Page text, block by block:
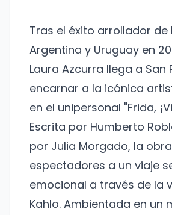
Tras el éxito arrollador de
Argentina y Uruguay en
Laura Azcurra llega a San
encarnar a la icónica
en el unipersonal "Frida,
Escrita por Humberto
por Julia Morgado, la
espectadores a un viaje
emocional a través de la
Kahlo. Ambientada en un